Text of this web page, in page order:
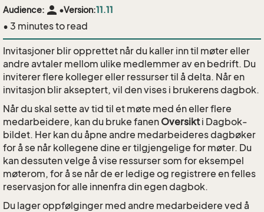
Audience: person •Version:11.11
• 3 minutes to read
Invitasjoner blir opprettet når du kaller inn til møter eller
andre avtaler mellom ulike medlemmer av en bedrift. Du
inviterer flere kolleger eller ressurser til å delta. Når en
invitasjon blir akseptert, vil den vises i brukerens dagbok.
Når du skal sette av tid til et møte med én eller flere
medarbeidere, kan du bruke fanen Oversikti Dagbok-
bildet. Her kan du åpne andre medarbeideres dagbøker
for å se når kollegene dine er tilgjengelige for møter. Du
kan dessuten velge å vise ressurser som for eksempel
møterom, for å se når de er ledige og registrere en felles
reservasjon for alle innenfra din egen dagbok.
Du lager oppfølginger med andre medarbeidere ved å